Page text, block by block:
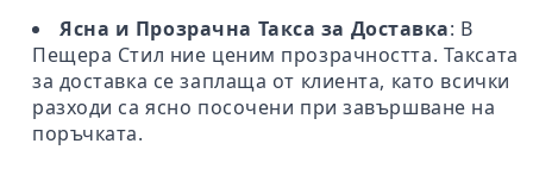
Ясна и Прозрачна Такса за Доставка: В
Пещера Стил ние ценим прозрачността. Таксата
за доставка се заплаща от клиента, като всички
разходи са ясно посочени при завършване на
поръчката.